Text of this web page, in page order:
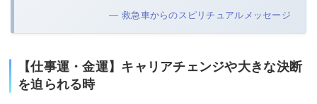
— 救急車からのスピリチュアルメッセージ
【仕事運・金運】キャリアチェンジや大きな決断
を迫られる時